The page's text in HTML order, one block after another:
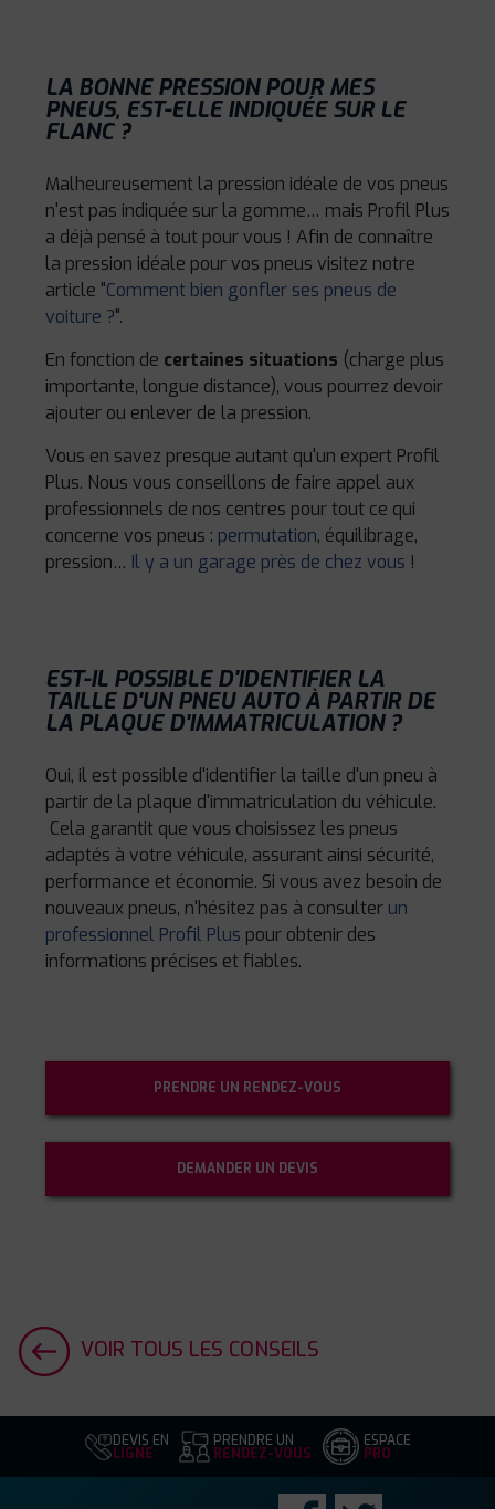
VOIR TOUS LES CONSEILS
LA BONNE PRESSION POUR MES
PNEUS, EST-ELLE INDIQUÉE SUR LE
FLANC ?
Malheureusement la pression idéale de vos pneus
n'est pas indiquée sur la gomme… mais Profil Plus
a déjà pensé à tout pour vous ! Afin de connaître
la pression idéale pour vos pneus visitez notre
article "Comment bien gonfler ses pneus de
voiture ?".
En fonction de certaines situations (charge plus
importante, longue distance), vous pourrez devoir
ajouter ou enlever de la pression.
Vous en savez presque autant qu'un expert Profil
Plus. Nous vous conseillons de faire appel aux
professionnels de nos centres pour tout ce qui
concerne vos pneus : permutation, équilibrage,
pression… Il y a un garage près de chez vous !
EST-IL POSSIBLE D'IDENTIFIER LA
TAILLE D'UN PNEU AUTO À PARTIR DE
LA PLAQUE D'IMMATRICULATION ?
Oui, il est possible d'identifier la taille d'un pneu à
partir de la plaque d'immatriculation du véhicule.
Cela garantit que vous choisissez les pneus
adaptés à votre véhicule, assurant ainsi sécurité,
performance et économie. Si vous avez besoin de
nouveaux pneus, n'hésitez pas à consulter un
professionnel Profil Plus pour obtenir des
informations précises et fiables.
PRENDRE UN RENDEZ-VOUS
DEMANDER UN DEVIS
DEVIS EN
LIGNE
PRENDRE UN
RENDEZ-VOUS
ESPACE
PRO